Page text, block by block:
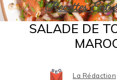
Recettes
SALADE DE
La Rédaction